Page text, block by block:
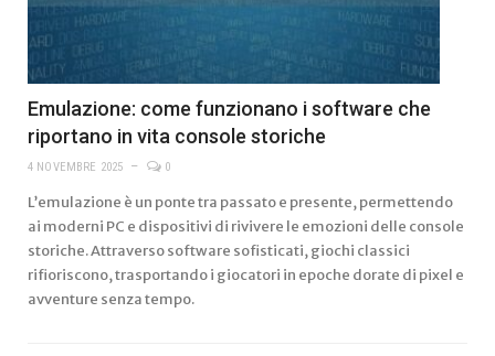
Emulazione: come funzionano i software che
riportano in vita console storiche
4 NOVEMBRE 2025 0
L’emulazione è un ponte tra passato e presente, permettendo
ai moderni PC e dispositivi di rivivere le emozioni delle console
storiche. Attraverso software sofisticati, giochi classici
rifioriscono, trasportando i giocatori in epoche dorate di pixel e
avventure senza tempo.